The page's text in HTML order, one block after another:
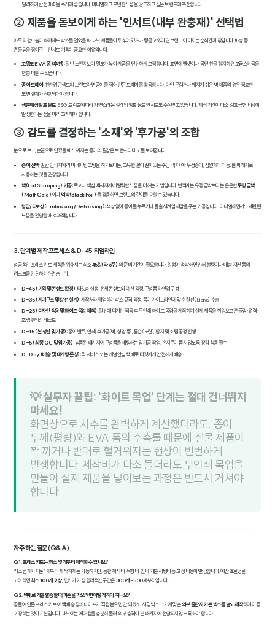
달리하여 반전 매력을 주기에 좋습니다. 미니멀하고 모던한 느낌을 강조하고 싶은 브랜드에 추천합니다.
② 제품을 돋보이게 하는 '인서트(내부 완충재)' 선택법
아무리 겉모습이 화려해도 박스를 열었을 때 내부 제품들이 뒤섞여 있거나 뒹굴고 있다면 브랜드 이미지는 순식간에 깎입니다. 배송 중
흔들림을 잡아주는 인서트 기획이 중요한 이유입니다.
고밀도 EVA 폼 (추천) : 일반 스펀지보다 밀도가 높아 제품을 단단하게 고정합니다. 표면에 벨벳이나 공단 천을 합지하면 고급스러움을
한층 더할 수 있습니다.
종이 트레이 : 친환경 콘셉트의 브랜드라면 종이를 접어 만든 트레이를 활용합니다. 다만 무겁거나 깨지기 쉬운 병 제품의 경우 정교한
도면 설계가 선행되어야 합니다.
생분해성 펄프 몰드: ESG 트렌드에 따라 자연스러운 질감의 펄프 몰드 인서트도 주목받고 있습니다. 제작 기간이 다소 길고 금형 비용이
발생한다는 점을 미리 고려해야 합니다.
③ 감도를 결정하는 '소재'와 '후가공'의 조합
눈으로 보고, 손끝으로 만졌을 때 느껴지는 종이의 질감은 브랜드의 '태도'를 보여줍니다.
종이 선택: 일반 인쇄지에 라미네이팅 코팅을 하기보다는, 고유한 결이 살아있는 수입 색지(예: 두성종이, 삼원페이퍼 등)를 싸개지로
사용하는 것을 권장합니다.
박(Foil Stamping) 가공: 로고나 핵심 메시지에 메탈릭한 느낌을 더하는 기법입니다. 번쩍이는 유광 금박보다는 은은한무광 금박
(Matt Gold) 이나먹박(Black Foil) 을 활용하면 브랜드의 깊이를 더할 수 있습니다.
형압/디보싱(Embossing/Debossing): 색상 없이 종이를 누르거나 돌출시켜 입체감을 주는 가공입니다. 미니멀하면서도 세련된
느낌을 전달할 때 효과적입니다.
3. 단계별 제작 프로세스 & D-45 타임라인
성공적인 프레스 키트 제작을 위해서는 최소45일(약 6주) 의 준비 기간이 필요합니다. 일정이 촉박하면 인쇄 불량이나 배송 지연 등의
리스크를 감당하기 어렵습니다.
D-45 (기획 및 콘셉트 확정): 타깃층 설정, 전체 콘셉트와 예산 확정, 구성품 라인업 구성
D-35 (지기구조 및 칼선 설계) : 제작처와 협업하여 박스 규격 확정, 종이 가이드라인에 맞춘 칼선(Dieline) 추출
D-25 (디자인 적용 및 화이트 목업 제작) : 칼선에 디자인 적용 후 무인쇄 화이트 목업을 제작하여 실제 제품을 끼워보고 흔들림·유격·
조립 편의성 테스트
D-15 (본 생산 및 가공) : 종이 발주, 인쇄, 후가공(박, 형압 등), 톰슨(도련), 합지 및 조립 공정 진행
D-5 (최종 QC 및 임가공) : 납품된 패키지에 구성품을 세팅하는 임가공 작업. 손지문이 묻지 않도록 장갑 착용 필수
D-Day (배송 및 마케팅 론칭) : 퀵 서비스 또는 개별 안심 택배로 타깃에게 안전하게 배송
💡 실무자 꿀팁: '화이트 목업' 단계는 절대 건너뛰지
마세요!
화면상으로 치수를 완벽하게 계산했더라도, 종이
두께(평량)와 EVA 폼의 수축률 때문에 실물 제품이
꽉 끼거나 반대로 헐거워지는 현상이 빈번하게
발생합니다. 제작비가 다소 들더라도 무인쇄 목업을
만들어 실제 제품을 넣어보는 과정은 반드시 거쳐야
합니다.
자주 하는 질문 (Q&A)
Q1. 프레스 키트는 최소 몇 개부터 제작할 수 있나요?
커스텀 패키지는 1개부터 제작 자체는 가능하지만, 동판 제작비·목형비·인쇄 기본 세팅비 등 고정 비용이 발생합니다. 예산 효율성을
고려하면최소 100개 이상, 단가가 가장 합리적인 구간은 300개~500개부터입니다.
Q2. 택배로 개별 발송할 때 파손을 막으려면 어떻게 해야 하나요?
공들여 만든 프레스 키트에 택배 송장과 테이프가 직접 붙으면 안 되겠죠. 시딩 박스 크기에 맞춘외부 골판지 카톤 박스를 별도 제작하여 이중
포장하는 것이 기본입니다. 내부에는 에어캡을 충분히 둘러 외부 충격이 본 패키지에 전달되지 않도록 해야 합니다.